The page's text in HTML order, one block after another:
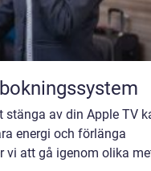
stänga av din Apple TV
energi och förlänga
vi att gå igenom olika